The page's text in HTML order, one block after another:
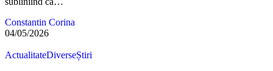
Constantin Corina
04/05/2026
ActualitateDiverseȘtiri